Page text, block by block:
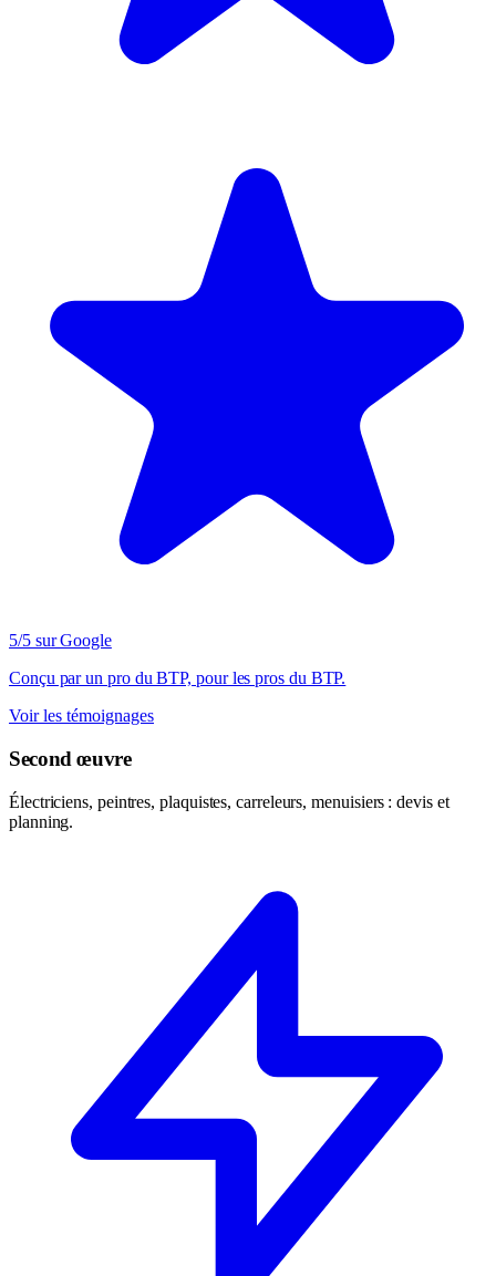
5/5 sur Google
Conçu par un pro du BTP, pour les pros du BTP.
Voir les témoignages
Second œuvre
Électriciens, peintres, plaquistes, carreleurs, menuisiers : devis et
planning.